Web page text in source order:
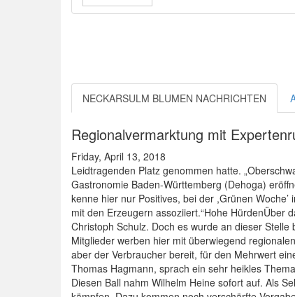
NECKARSULM BLUMEN NACHRICHTEN
Regionalvermarktung mit
Friday, April 13, 2018
Leidtragenden Platz genommen hatte.
Gastronomie Baden-Württemberg (Dehoga)
kenne hier nur Positives, bei der ,Grünen
mit den Erzeugern assoziiert.“Hohe HürdenÜber
Christoph Schulz. Doch es wurde an dieser
Mitglieder werben hier mit überwiegend
aber der Verbraucher bereit, für den Mehrwert
Thomas Hagmann, sprach ein sehr heikles
Diesen Ball nahm Wilhelm Heine sofort auf. Als